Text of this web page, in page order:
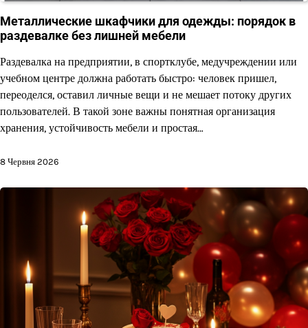
Металлические шкафчики для одежды: порядок в
раздевалке без лишней мебели
Раздевалка на предприятии, в спортклубе, медучреждении или
учебном центре должна работать быстро: человек пришел,
переоделся, оставил личные вещи и не мешает потоку других
пользователей. В такой зоне важны понятная организация
хранения, устойчивость мебели и простая…
8 Червня 2026